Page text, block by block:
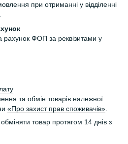
при отриманні у відділенні
ФОП за реквізитами у
та обмін товарів належної
«Про захист прав споживачів».
товар протягом 14 днів з